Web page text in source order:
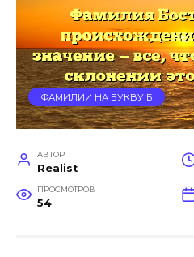
ФАМИЛИИ НА БУКВУ Б
АВТОР
Realist
ПРОСМОТРОВ
54